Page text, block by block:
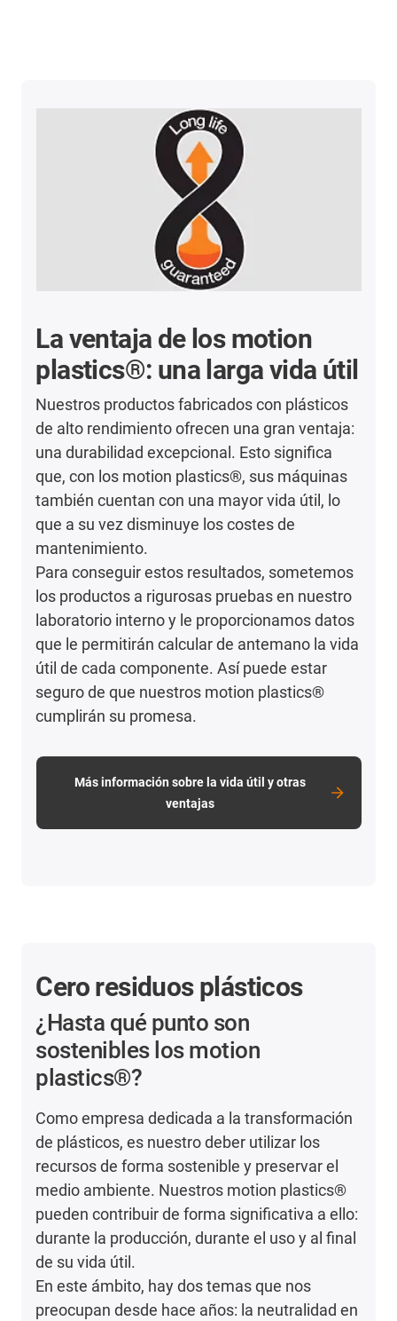
La ventaja de los motion
plastics®: una larga vida útil
Nuestros productos fabricados con plásticos
de alto rendimiento ofrecen una gran ventaja:
una durabilidad excepcional. Esto significa
que, con los motion plastics®, sus máquinas
también cuentan con una mayor vida útil, lo
que a su vez disminuye los costes de
mantenimiento.
Para conseguir estos resultados, sometemos
los productos a rigurosas pruebas en nuestro
laboratorio interno y le proporcionamos datos
que le permitirán calcular de antemano la vida
útil de cada componente. Así puede estar
seguro de que nuestros motion plastics®
cumplirán su promesa.
Más información sobre la vida útil y otras
ventajas
Cero residuos plásticos
¿Hasta qué punto son
sostenibles los motion
plastics®?
Como empresa dedicada a la transformación
de plásticos, es nuestro deber utilizar los
recursos de forma sostenible y preservar el
medio ambiente. Nuestros motion plastics®
pueden contribuir de forma significativa a ello:
durante la producción, durante el uso y al final
de su vida útil.
En este ámbito, hay dos temas que nos
preocupan desde hace años: la neutralidad en